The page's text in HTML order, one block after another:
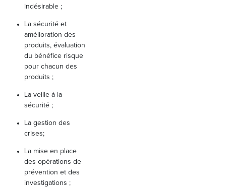
indésirable ;
La sécurité et
amélioration des
produits, évaluation
du bénéfice risque
pour chacun des
produits ;
La veille à la
sécurité ;
La gestion des
crises;
La mise en place
des opérations de
prévention et des
investigations ;